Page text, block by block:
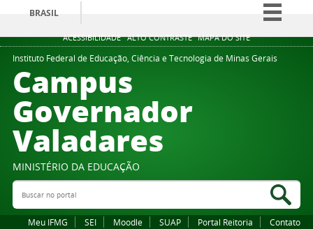
ACESSIBILIDADE ALTO CONTRASTE MAPA DO SITE
BRASIL
Simplifique!
Comunica BR
Instituto Federal de Educação, Ciência e Tecnologia de Minas Gerais
Campus
Governador
Valadares
MINISTÉRIO DA EDUCAÇÃO
Buscar no portal
Meu IFMG SEI Moodle SUAP Portal Reitoria Contato